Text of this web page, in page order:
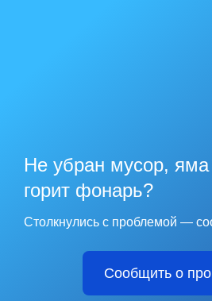
Не убран мусор, яма
горит фонарь?
Столкнулись с проблемой —
Сообщить о